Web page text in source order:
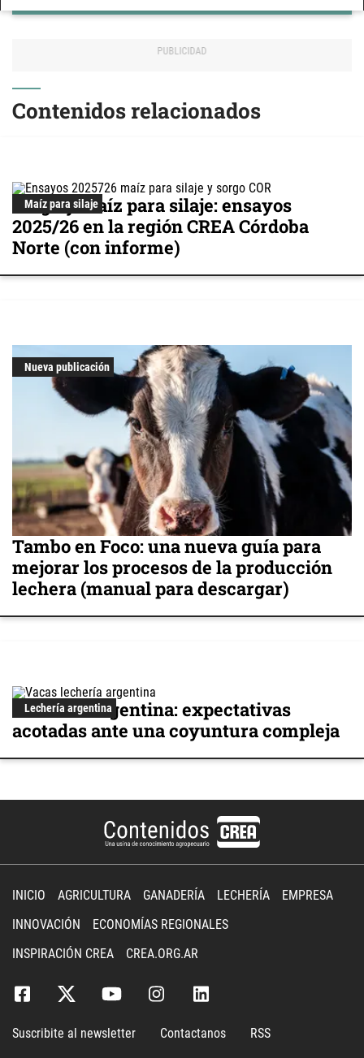
Contenidos relacionados
Maíz para silaje
Sorgo y maíz para silaje: ensayos
2025/26 en la región CREA Córdoba
Norte (con informe)
Nueva publicación
Tambo en Foco: una nueva guía para
mejorar los procesos de la producción
lechera (manual para descargar)
Lechería argentina
Lechería argentina: expectativas
acotadas ante una coyuntura compleja
INICIO AGRICULTURA GANADERÍA LECHERÍA
EMPRESA
INNOVACIÓN
ECONOMÍAS REGIONALES
INSPIRACIÓN CREA
CREA.ORG.AR
Suscribite al newsletter Contactanos RSS